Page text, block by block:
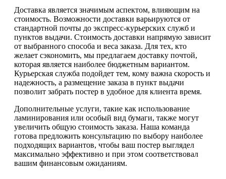
Доставка является значимым аспектом, влияющим на
стоимость. Возможности доставки варьируются от
стандартной почты до экспресс-курьерских служб и
пунктов выдачи. Стоимость доставки напрямую зависит
от выбранного способа и веса заказа. Для тех, кто
желает сэкономить, мы предлагаем доставку почтой,
которая является наиболее бюджетным вариантом.
Курьерская служба подойдет тем, кому важна скорость и
надежность, а размещение заказа в пункт выдачи
позволит забрать постер в удобное для клиента время.
Дополнительные услуги, такие как использование
ламинирования или особый вид бумаги, также могут
увеличить общую стоимость заказа. Наша команда
готова предложить консультацию по выбору наиболее
подходящих вариантов, чтобы ваш постер выглядел
максимально эффективно и при этом соответствовал
вашим финансовым ожиданиям.